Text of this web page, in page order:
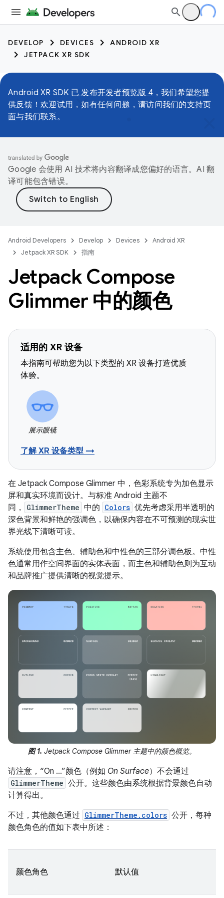
DEVELOP DEVICES
ANDROID XR
JETPACK XR SDK
Android XR SDK 已 发布开发者预览版 4，我们希望您提
供反馈！欢迎试用，如有任何问题，请访问我们的支持页
面与我们联系。
Google 会使用 AI 技术将内容翻译成您偏好的语言。AI 翻
译可能包含错误。
Android Developers Develop Devices
Android XR
Jetpack XR SDK
指南
Jetpack Compose
Glimmer 中的颜色
适用的 XR 设备
本指南可帮助您为以下类型的 XR 设备打造优质
体验。
展示眼镜
了解 XR 设备类型 →
在 Jetpack Compose Glimmer 中，色彩系统专为加色显示
屏和真实环境而设计。与标准 Android 主题不
同，
GlimmerTheme 中的 Colors 优先考虑采用半透明的
深色背景和鲜艳的强调色，以确保内容在不可预测的现实世
界光线下清晰可读。
系统使用包含主色、辅助色和中性色的三部分调色板。中性
色通常用作空间界面的实体表面，而主色和辅助色则为互动
和品牌推广提供清晰的视觉提示。
图 1. Jetpack Compose Glimmer 主题中的颜色概览。
请注意，“On ...”颜色（例如 On Surface）不会通过
GlimmerTheme 公开。这些颜色由系统根据背景颜色自动
计算得出。
不过，其他颜色通过 GlimmerTheme.colors 公开，每种
颜色角色的值如下表中所述：
颜色角色 默认值